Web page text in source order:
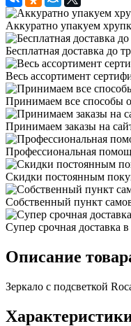
Аккуратно упакуем
Бесплатная доставка до
Весь ассортимент
Принимаем все способы
Принимаем заказы на
Профессиональная
Скидки постоянным
Собственный пункт
Супер срочная доставка
Описание
Зеркало с подсветкой